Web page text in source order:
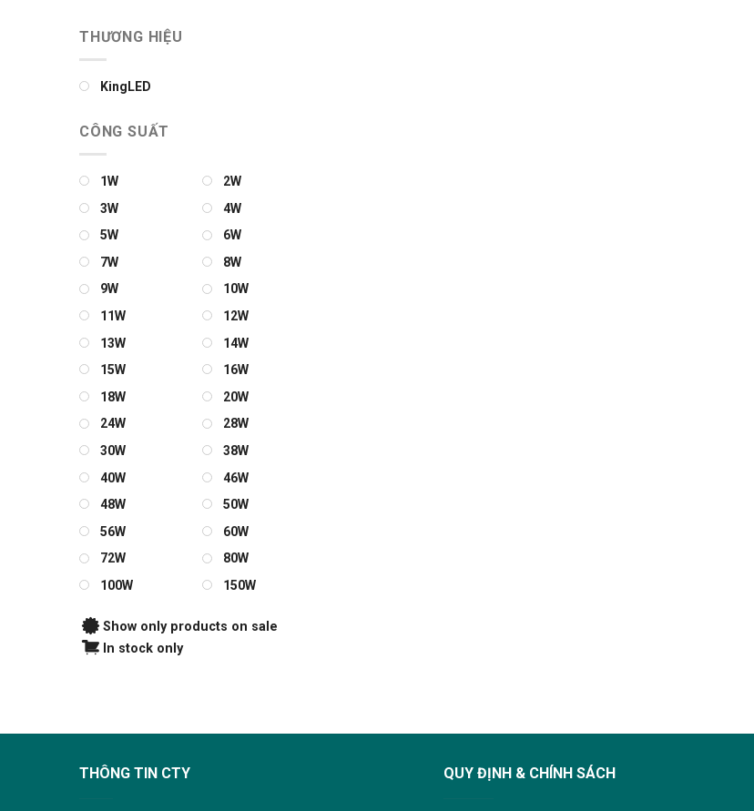
THƯƠNG HIỆU
KingLED
CÔNG SUẤT
1W
2W
3W
4W
5W
6W
7W
8W
9W
10W
11W
12W
13W
14W
15W
16W
18W
20W
24W
28W
30W
38W
40W
46W
48W
50W
56W
60W
72W
80W
100W
150W
Show only products on sale
In stock only
THÔNG TIN CTY QUY ĐỊNH & CHÍNH SÁCH